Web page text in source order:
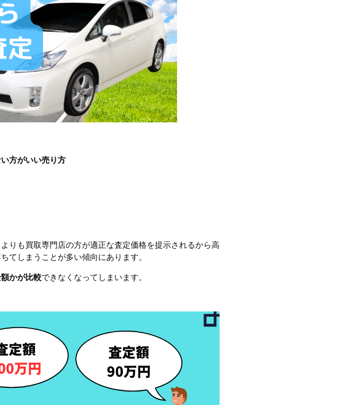
方がいい売り方
りも買取専門店の方が適正な査定価格を提示されるから高
てしまうことが多い傾向にあります。
かが比較できなくなってしまいます。